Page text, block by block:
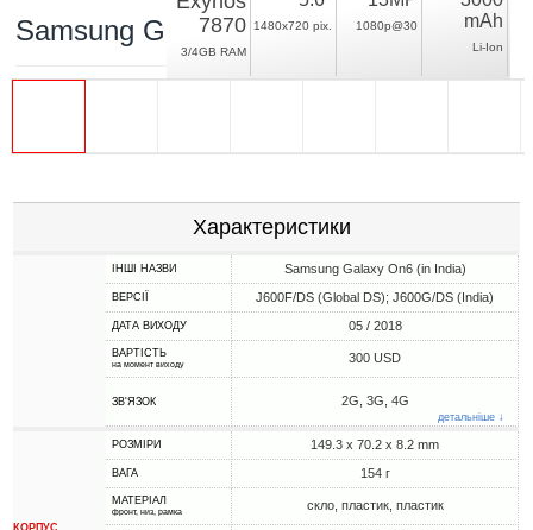
Samsung Galaxy J6
7870
3/4GB RAM
1480x720 pix. 1080p@30
mAh
Li-Ion
Характеристики
ІНШІ НАЗВИ Samsung Galaxy On6 (in India)
ВЕРСІЇ J600F/DS (Global DS); J600G/DS (India)
ДАТА ВИХОДУ 05 / 2018
ВАРТІСТЬ
на момент виходу 300 USD
ЗВ'ЯЗОК 2G, 3G, 4G
детальніше ↓
КОРПУС
РОЗМІРИ 149.3 x 70.2 x 8.2 mm
ВАГА 154 г
МАТЕРІАЛ
фронт, низ, рамка скло, пластик, пластик